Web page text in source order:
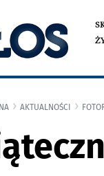
AKTUALNOŚCI